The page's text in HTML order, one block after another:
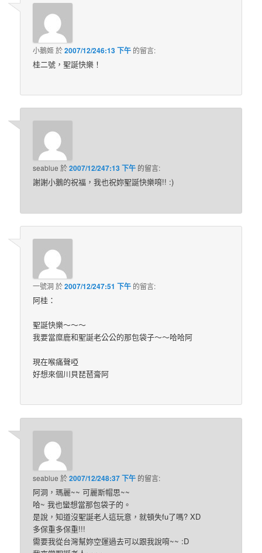
小鵝姬於2007/12/246:13 下午 的留言:
桂二號，聖誕快樂！
seablue 於2007/12/247:13 下午 的留言:
謝謝小鵝的祝福，我也祝妳聖誕快樂唷!! :)
一號洞 於2007/12/247:51 下午 的留言:
阿桂：
聖誕快樂～～～
我要當糜鹿和聖誕老公公的那包袋子～～哈哈阿
現在喉痛聲啞
好想來個川貝琵琶膏阿
seablue 於2007/12/248:37 下午 的留言:
阿洞，瑪麗~~ 可麗斯帽思~~
哈~ 我也蠻想當那包袋子的。
是說，知道沒聖誕老人這玩意，就頓失fu了嗎? XD
多保重多保重!!!
需要我從台灣幫妳空運過去可以跟我說唷~~ :D